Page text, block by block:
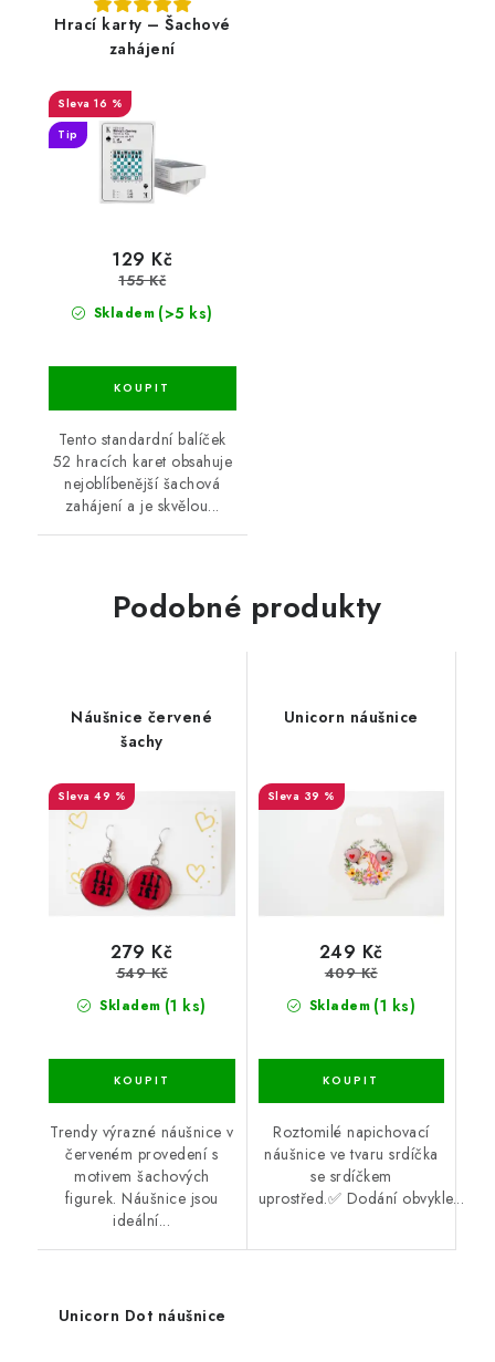
Hrací karty – Šachové
zahájení
16 %
Tip
Skladem (>5 ks)
129 Kč
155 Kč
Tento standardní balíček
52 hracích karet obsahuje
nejoblíbenější šachová
zahájení a je skvělou...
Podobné produkty
Náušnice červené
šachy
49 %
Skladem (1 ks)
279 Kč
549 Kč
Trendy výrazné náušnice v
červeném provedení s
motivem šachových
figurek. Náušnice jsou
ideální...
Unicorn náušnice
39 %
Skladem (1 ks)
249 Kč
409 Kč
Roztomilé napichovací
náušnice ve tvaru srdíčka
se srdíčkem
uprostřed.✅ Dodání obvykle...
Unicorn Dot náušnice